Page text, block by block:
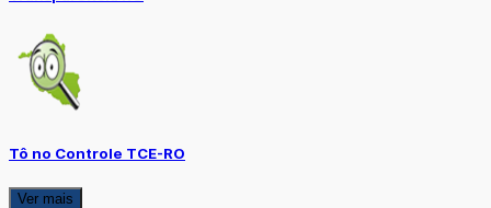
Tô no Controle TCE-RO
Ver mais